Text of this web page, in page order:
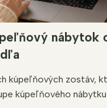
nábytok
kúpeľňových zostáv,
kúpeľňového nábytku